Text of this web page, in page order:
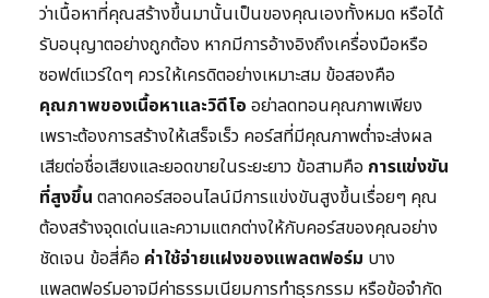
ว่าเนื้อหาที่คุณสร้างขึ้นมานั้นเป็นของคุณเองทั้งหมด หรือได้
รับอนุญาตอย่างถูกต้อง หากมีการอ้างอิงถึงเครื่องมือหรือ
ซอฟต์แวร์ใดๆ ควรให้เครดิตอย่างเหมาะสม ข้อสองคือ
คุณภาพของเนื้อหาและวิดีโอ อย่าลดทอนคุณภาพเพียง
เพราะต้องการสร้างให้เสร็จเร็ว คอร์สที่มีคุณภาพต่ำจะส่งผล
เสียต่อชื่อเสียงและยอดขายในระยะยาว ข้อสามคือ การแข่งขัน
ที่สูงขึ้น ตลาดคอร์สออนไลน์มีการแข่งขันสูงขึ้นเรื่อยๆ คุณ
ต้องสร้างจุดเด่นและความแตกต่างให้กับคอร์สของคุณอย่าง
ชัดเจน ข้อสี่คือ ค่าใช้จ่ายแฝงของแพลตฟอร์ม บาง
แพลตฟอร์มอาจมีค่าธรรมเนียมการทำธุรกรรม หรือข้อจำกัด